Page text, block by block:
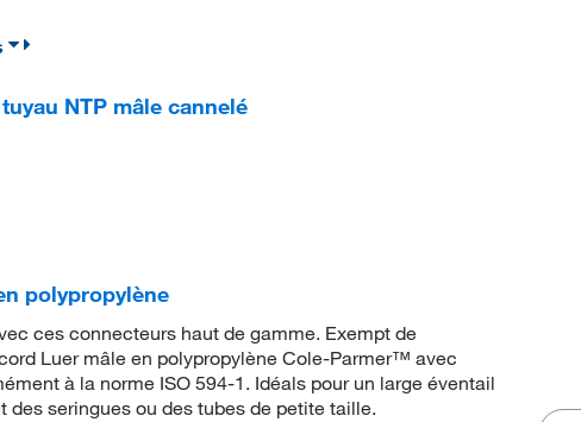
NTP mâle cannelé
polypropylène
ces connecteurs haut de gamme. Exempt de
Luer mâle en polypropylène Cole-Parmer™ avec
à la norme ISO 594-1. Idéals pour un large éventail
seringues ou des tubes de petite taille.